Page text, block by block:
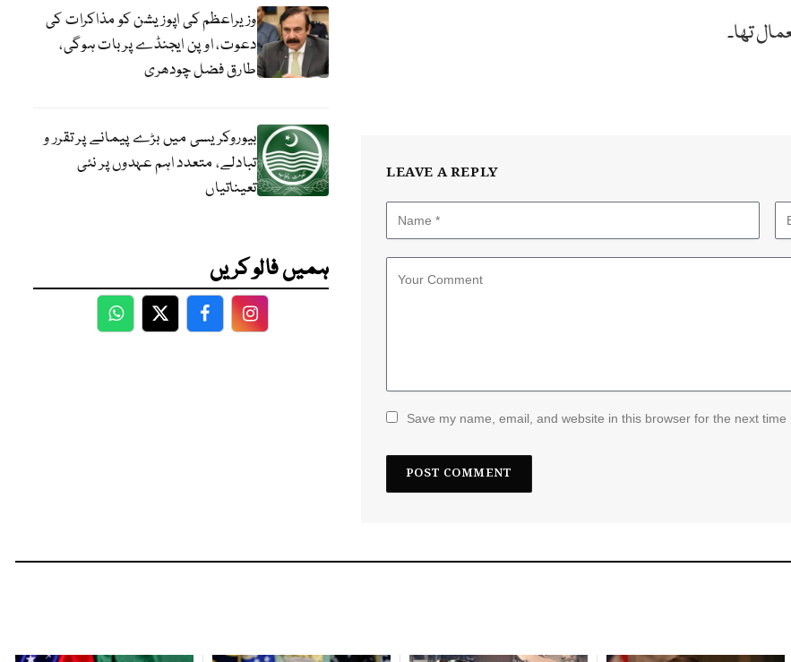
تھا۔
LEAVE A REPLY
Save my name, email, and website in this browser for the next time
وزیراعظم کی اپوزیشن کو مذاکرات کی
دعوت، اوپن ایجنڈے پر بات ہوگی،
طارق فضل چودھری
بیوروکریسی میں بڑے پیمانے پر تقرر و
تبادلے، متعدد اہم عہدوں پر نئی
تعیناتیاں
ہمیں فالو کریں
WhatsApp
TwitterFacebookFacebook